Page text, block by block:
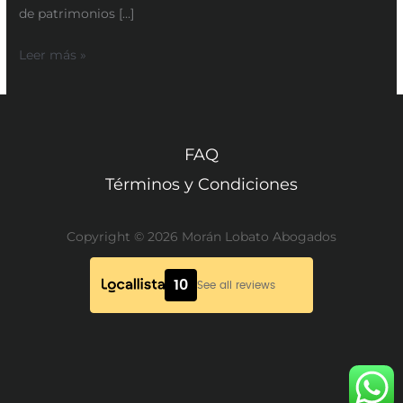
de patrimonios […]
Leer más »
FAQ
Términos y Condiciones
Copyright © 2026 Morán Lobato Abogados